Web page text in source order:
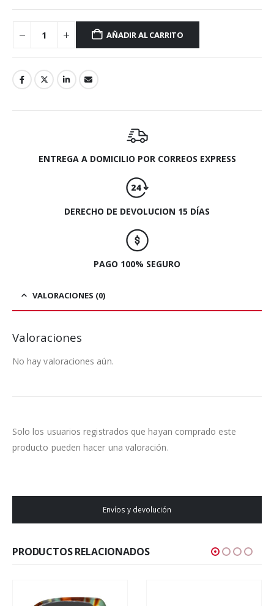
AÑADIR AL CARRITO
ENTREGA A DOMICILIO POR CORREOS EXPRESS
DERECHO DE DEVOLUCION 15 DÍAS
PAGO 100% SEGURO
VALORACIONES (0)
Valoraciones
No hay valoraciones aún.
Solo los usuarios registrados que hayan comprado este
producto pueden hacer una valoración.
Envíos y devolución
PRODUCTOS RELACIONADOS